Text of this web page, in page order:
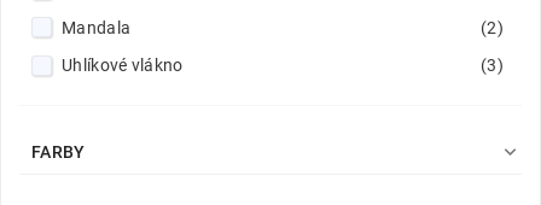
Mandala
(2)
Uhlíkové vlákno
(3)
FARBY 